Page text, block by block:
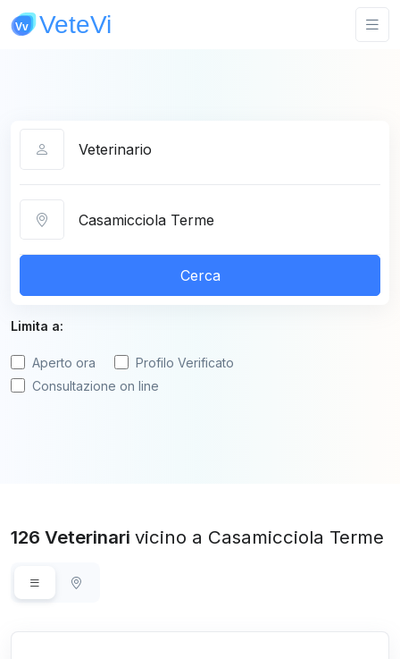
Cerca
Limita a:
Aperto ora
Profilo Verificato
Consultazione on line
126 Veterinari vicino a Casamicciola Terme